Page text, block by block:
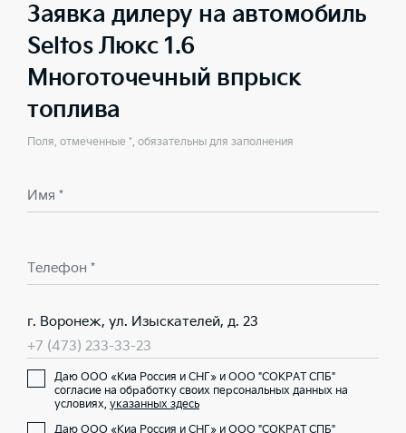
Заявка дилеру на автомобиль
Seltos Люкс 1.6
Многоточечный впрыск
топлива
Поля, отмеченные *, обязательны для заполнения
Имя *
Телефон *
г. Воронеж, ул. Изыскателей, д. 23
+7 (473) 233-33-23
Даю ООО «Киа Россия и СНГ» и ООО "СОКРАТ СПБ"
согласие на обработку своих персональных данных на
условиях, указанных здесь
Даю ООО «Киа Россия и СНГ» и ООО "СОКРАТ СПБ"